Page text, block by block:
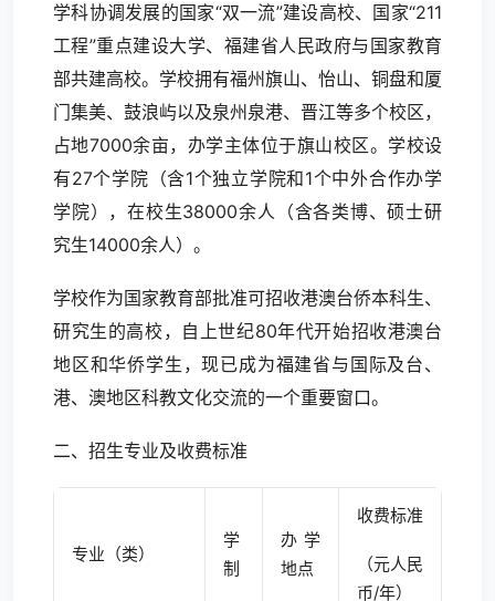
学科协调发展的国家“双一流”建设高校、国家“211
工程”重点建设大学、福建省人民政府与国家教育
部共建高校。学校拥有福州旗山、怡山、铜盘和厦
门集美、鼓浪屿以及泉州泉港、晋江等多个校区，
占地7000余亩，办学主体位于旗山校区。学校设
有27个学院（含1个独立学院和1个中外合作办学
学院），在校生38000余人（含各类博、硕士研
究生14000余人）。
学校作为国家教育部批准可招收港澳台侨本科生、
研究生的高校，自上世纪80年代开始招收港澳台
地区和华侨学生，现已成为福建省与国际及台、
港、澳地区科教文化交流的一个重要窗口。
二、招生专业及收费标准
专业（类）
学
制
办学
地点
收费标准
（元人民
币/年）